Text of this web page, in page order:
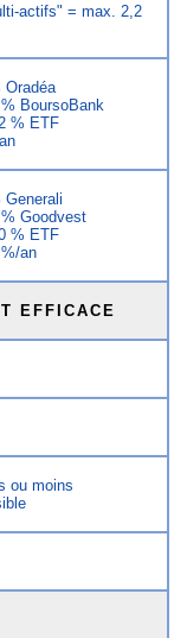
actifs" = max. 2,2
Oradéa
BoursoBank
% ETF
Generali
Goodvest
% ETF
an
EFFICACE
ou moins